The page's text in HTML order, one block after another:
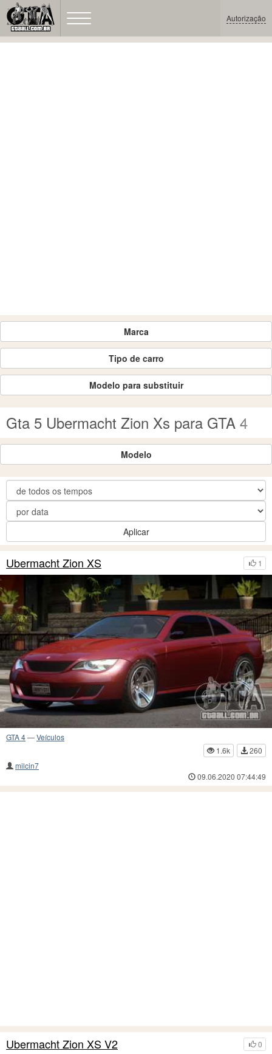
Autorização
Marca
Tipo de carro
Modelo para substituir
Gta 5 Ubermacht Zion Xs para GTA 4
Modelo
Aplicar
1
Ubermacht Zion XS
GTA 4—Veículos
1.6k
260
milcin7
09.06.2020 07:44:49
0
Ubermacht Zion XS V2